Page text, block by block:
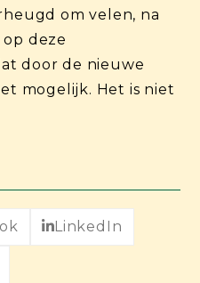
om velen, na
deze
door de nieuwe
mogelijk. Het is niet
LinkedIn